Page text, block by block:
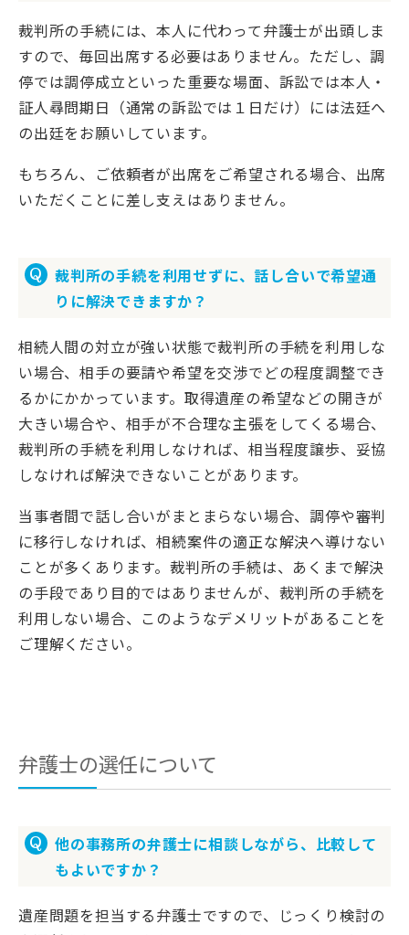
裁判所の手続には、本人に代わって弁護士が出頭しま
すので、毎回出席する必要はありません。ただし、調
停では調停成立といった重要な場面、訴訟では本人・
証人尋問期日（通常の訴訟では１日だけ）には法廷へ
の出廷をお願いしています。
もちろん、ご依頼者が出席をご希望される場合、出席
いただくことに差し支えはありません。
裁判所の手続を利用せずに、話し合いで希望通
りに解決できますか？
相続人間の対立が強い状態で裁判所の手続を利用しな
い場合、相手の要請や希望を交渉でどの程度調整でき
るかにかかっています。取得遺産の希望などの開きが
大きい場合や、相手が不合理な主張をしてくる場合、
裁判所の手続を利用しなければ、相当程度譲歩、妥協
しなければ解決できないことがあります。
当事者間で話し合いがまとまらない場合、調停や審判
に移行しなければ、相続案件の適正な解決へ導けない
ことが多くあります。裁判所の手続は、あくまで解決
の手段であり目的ではありませんが、裁判所の手続を
利用しない場合、このようなデメリットがあることを
ご理解ください。
弁護士の選任について
他の事務所の弁護士に相談しながら、比較して
もよいですか？
遺産問題を担当する弁護士ですので、じっくり検討の